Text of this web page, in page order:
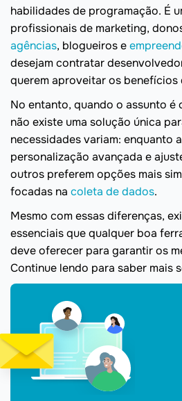
habilidades de programação. É
profissionais de marketing,
agências, blogueiros e
desejam contratar
querem aproveitar os benefícios
No entanto, quando o assunto
não existe uma solução única
necessidades variam: enquanto
personalização avançada e
outros preferem opções mais
focadas na coleta de dados.
Mesmo com essas diferenças,
essenciais que qualquer boa
deve oferecer para garantir os
Continue lendo para saber mais